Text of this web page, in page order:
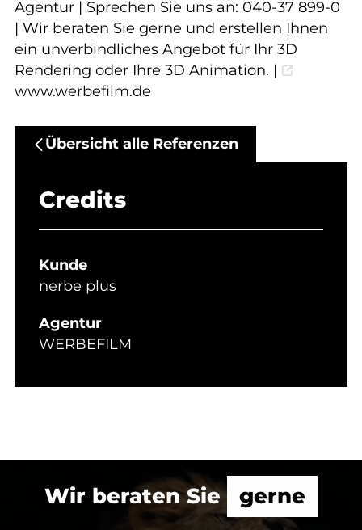
Agentur | Sprechen Sie uns an: 040-37 899-0
| Wir beraten Sie gerne und erstellen Ihnen
ein unverbindliches Angebot für Ihr 3D
Rendering oder Ihre 3D Animation. |
www.werbefilm.de
Übersicht alle Referenzen
Credits
Kunde
nerbe plus
Agentur
WERBEFILM
Wir beraten Sie gerne